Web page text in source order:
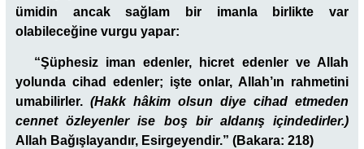
ümidin ancak sağlam bir imanla birlikte var
olabileceğine vurgu yapar:
“Şüphesiz iman edenler, hicret edenler ve Allah
yolunda cihad edenler; işte onlar, Allah’ın rahmetini
umabilirler. (Hakk hâkim olsun diye cihad etmeden
cennet özleyenler ise boş bir aldanış içindedirler.)
Allah Bağışlayandır, Esirgeyendir.” (Bakara: 218)